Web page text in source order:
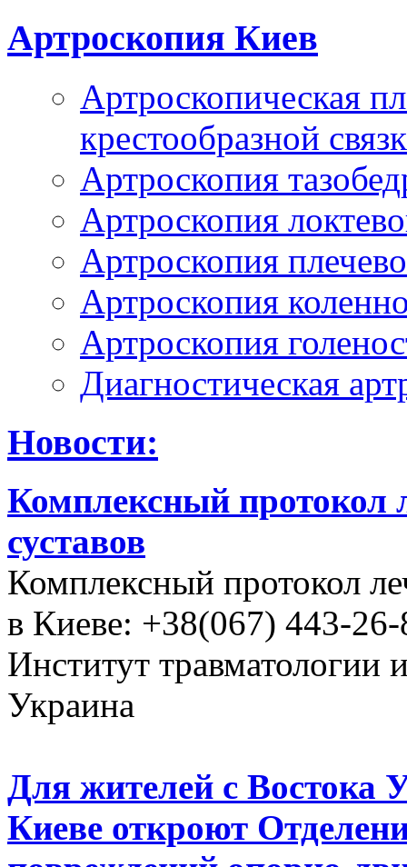
Артроскопия Киев
Артроскопическая
крестообразной
Артроскопия
Артроскопия
Артроскопия
Артроскопия
Артроскопия
Диагностическая
Новости:
Комплексный протокол
суставов
Комплексный протокол
в Киеве: +38(067) 443-
Институт
Украина
Для жителей с
Киеве откроют